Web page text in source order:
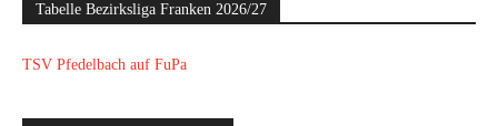
Tabelle Bezirksliga Franken 2026/27
TSV Pfedelbach auf FuPa